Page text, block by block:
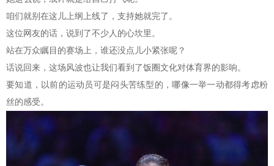
咱们就别在这儿上纲上线了，支持她就完了。
这位网友的话，说到了不少人的心坎里。
站在万众瞩目的赛场上，谁还没点儿小紧张呢？
话说回来，这场风波也让我们看到了饭圈文化对体育界的影响。
要知道，以前的运动员可是闷头苦练型的，哪像一举一动都得考虑粉
丝的感受。